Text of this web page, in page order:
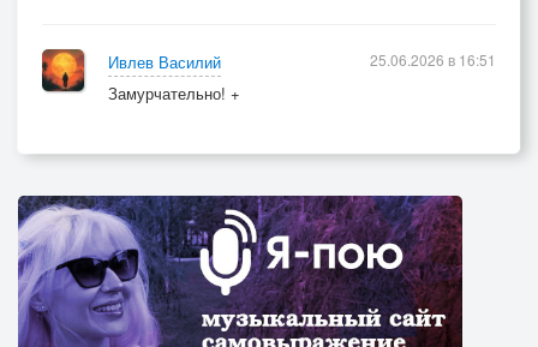
Ивлев Василий
Замурчательно! +
25.06.2026 в 16:51